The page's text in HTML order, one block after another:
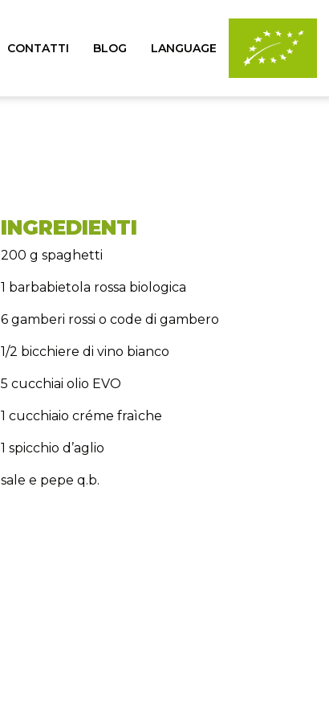
CONTATTI BLOG LANGUAGE
INGREDIENTI
200 g spaghetti
1 barbabietola rossa biologica
6 gamberi rossi o code di gambero
1/2 bicchiere di vino bianco
5 cucchiai olio EVO
1 cucchiaio créme fraìche
1 spicchio d’aglio
sale e pepe q.b.